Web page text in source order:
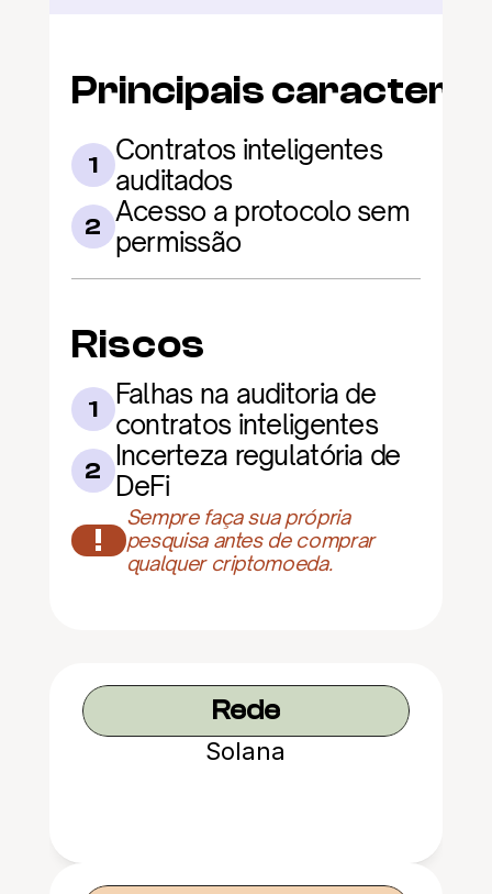
Principais
1
Contratos inteligentes
auditados
2 Acesso a protocolo sem
permissão
Riscos
1
Falhas na auditoria de
contratos inteligentes
2 Incerteza regulatória de
DeFi
!
Sempre faça sua própria
pesquisa antes de comprar
qualquer criptomoeda.
Rede
Solana